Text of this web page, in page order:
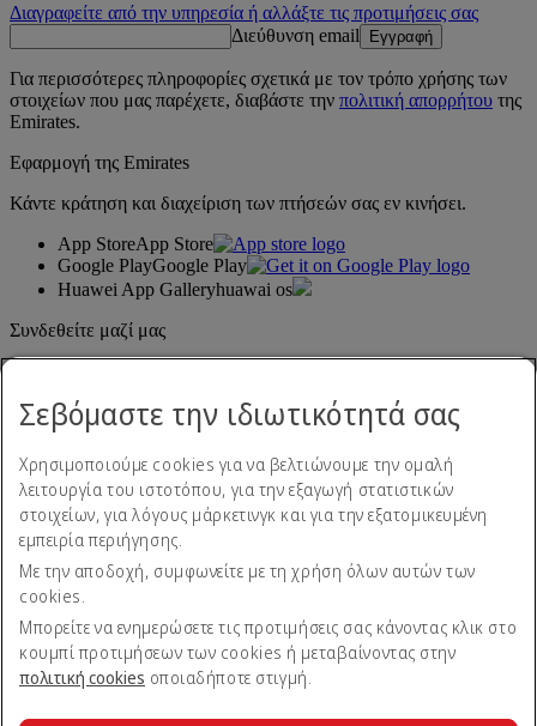
Διαγραφείτε από την υπηρεσία ή αλλάξτε τις προτιμήσεις σας
Διεύθυνση email
Εγγραφή
Για περισσότερες πληροφορίες σχετικά με τον τρόπο χρήσης των
στοιχείων που μας παρέχετε, διαβάστε την πολιτική απορρήτου της
Emirates.
Εφαρμογή της Emirates
Κάντε κράτηση και διαχείριση των πτήσεών σας εν κινήσει.
App StoreApp Store
Google PlayGoogle Play
Huawei App Galleryhuawai os
Συνδεθείτε μαζί μας
Δήλωση προσβασιμότητας
Επικοινωνήστε μαζί μας
Πολιτική απορρήτου
Όροι και προϋποθέσεις
Πολιτική cookies
Ασφάλεια στον κυβερνοχώρο
Σεβόμαστε την ιδιωτικότητά σας
Χρησιμοποιούμε cookies για να βελτιώνουμε την ομαλή
λειτουργία του ιστοτόπου, για την εξαγωγή στατιστικών
στοιχείων, για λόγους μάρκετινγκ και για την εξατομικευμένη
εμπειρία περιήγησης.
Με την αποδοχή, συμφωνείτε με τη χρήση όλων αυτών των
cookies.
Μπορείτε να ενημερώσετε τις προτιμήσεις σας κάνοντας κλικ στο
κουμπί προτιμήσεων των cookies ή μεταβαίνοντας στην
πολιτική cookies οποιαδήποτε στιγμή.